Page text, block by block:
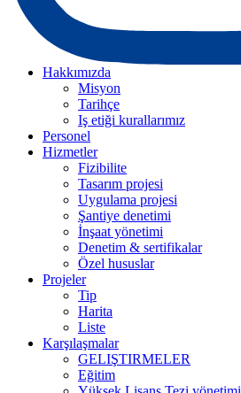
Hakkımızda
Misyon
Tarihçe
Iş etiği kurallarımız
Personel
Hizmetler
Fizibilite
Tasarım projesi
Uygulama projesi
Şantiye denetimi
İnşaat yönetimi
Denetim & sertifikalar
Özel hususlar
Projeler
Tip
Harita
Liste
Karşılaşmalar
GELIŞTIRMELER
Eğitim